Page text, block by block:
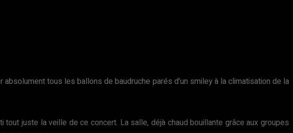
tous les ballons de baudruche parés d’un smiley à la climatisation de la
tout juste la veille de ce concert. La salle, déjà chaud bouillante grâce aux groupes